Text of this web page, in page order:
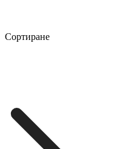
Сортиране